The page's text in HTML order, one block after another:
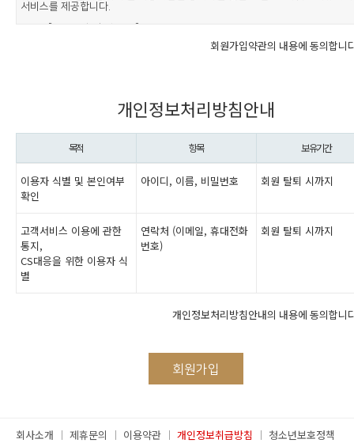
회원가입약관의 내용에 동의합니
개인정보처리방침안내
목적 항목 보유기간
이용자 식별 및 본인여부
확인
아이디, 이름, 비밀번호 회원 탈퇴 시까지
고객서비스 이용에 관한
통지,
CS대응을 위한 이용자 식
별
연락처 (이메일, 휴대전화
번호)
회원 탈퇴 시까지
개인정보처리방침안내의 내용에 동의합니
회사소개 제휴문의 이용약관 개인정보취급방침
청소년보호정책